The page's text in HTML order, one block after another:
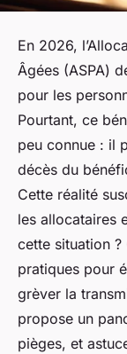
En 2026,
Âgées (ASPA)
pour les
Pourtant, ce
peu connue : il
décès du
Cette réalité
les allocataires
cette situation ?
pratiques pour
grèver la
propose un
pièges, et